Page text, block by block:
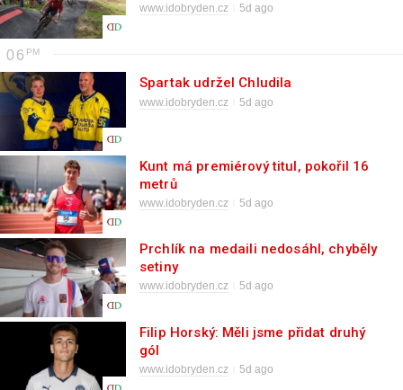
www.idobryden.cz 5d ago
06
Spartak udržel Chludila
www.idobryden.cz 5d ago
Kunt má premiérový titul, pokořil 16
metrů
www.idobryden.cz 5d ago
Prchlík na medaili nedosáhl, chyběly
setiny
www.idobryden.cz 5d ago
Filip Horský: Měli jsme přidat druhý
gól
www.idobryden.cz 5d ago